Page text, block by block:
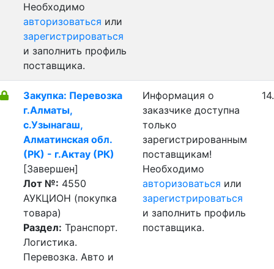
Необходимо
авторизоваться или
зарегистрироваться
и заполнить профиль
поставщика.
Закупка: Перевозка
г.Алматы,
с.Узынагаш,
Алматинская обл.
(РК) - г.Актау (РК)
[Завершен]
Лот №: 4550
АУКЦИОН (покупка
товара)
Раздел: Транспорт.
Логистика.
Перевозка. Авто и
Информация о
заказчике доступна
только
зарегистрированным
поставщикам!
Необходимо
авторизоваться или
зарегистрироваться
и заполнить профиль
поставщика.